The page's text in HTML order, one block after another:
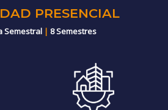
PRESENCIAL
Semestral | 8 Semestres